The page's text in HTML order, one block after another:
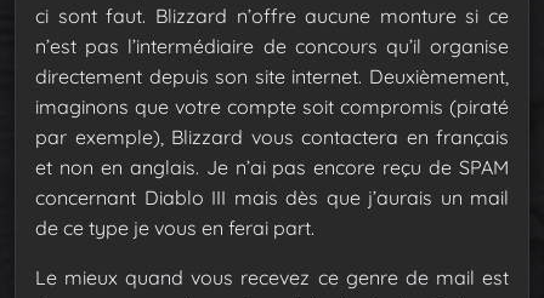
ci sont faut. Blizzard n’offre aucune monture si ce
n’est pas l’intermédiaire de concours qu’il organise
directement depuis son site internet. Deuxièmement,
imaginons que votre compte soit compromis (piraté
par exemple), Blizzard vous contactera en français
et non en anglais. Je n’ai pas encore reçu de SPAM
concernant Diablo III mais dès que j’aurais un mail
de ce type je vous en ferai part.
Le mieux quand vous recevez ce genre de mail est